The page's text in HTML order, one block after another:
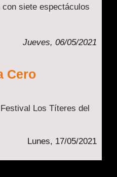
siete espectáculos
Jueves, 06/05/2021
Cero
Los Títeres del
Lunes, 17/05/2021